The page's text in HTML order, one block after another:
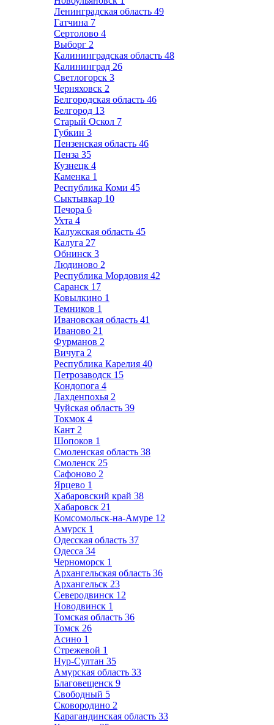
Ленинградская область 49
Гатчина 7
Сертолово 4
Выборг 2
Калининградская область 48
Калининград 26
Светлогорск 3
Черняховск 2
Белгородская область 46
Белгород 13
Старый Оскол 7
Губкин 3
Пензенская область 46
Пенза 35
Кузнецк 4
Каменка 1
Республика Коми 45
Сыктывкар 10
Печора 6
Ухта 4
Калужская область 45
Калуга 27
Обнинск 3
Людиново 2
Республика Мордовия 42
Саранск 17
Ковылкино 1
Темников 1
Ивановская область 41
Иваново 21
Фурманов 2
Вичуга 2
Республика Карелия 40
Петрозаводск 15
Кондопога 4
Лахденпохья 2
Чуйская область 39
Токмок 4
Кант 2
Шопоков 1
Смоленская область 38
Смоленск 25
Сафоново 2
Ярцево 1
Хабаровский край 38
Хабаровск 21
Комсомольск-на-Амуре 12
Амурск 1
Одесская область 37
Одесса 34
Черноморск 1
Архангельская область 36
Архангельск 23
Северодвинск 12
Новодвинск 1
Томская область 36
Томск 26
Асино 1
Стрежевой 1
Нур-Султан 35
Амурская область 33
Благовещенск 9
Свободный 5
Сковородино 2
Карагандинская область 33